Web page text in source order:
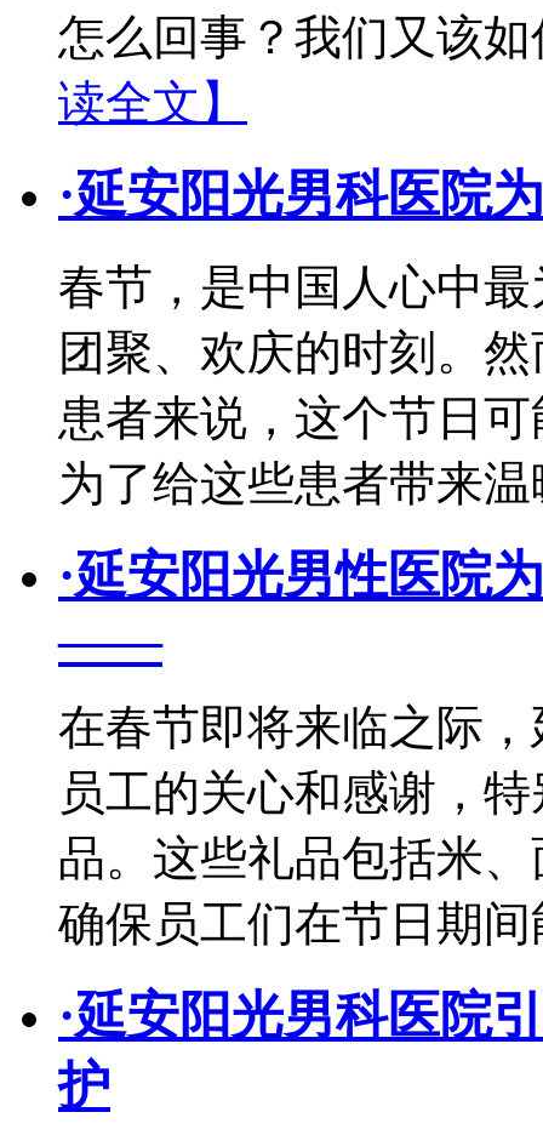
怎么回事？我们又该
读全文】
·延安阳光男科医院
春节，是中国人心中
团聚、欢庆的时刻。
患者来说，这个节日
为了给这些患者带来
·延安阳光男性医院
——
在春节即将来临之际
员工的关心和感谢，
品。这些礼品包括米
确保员工们在节日期
·延安阳光男科医院
护